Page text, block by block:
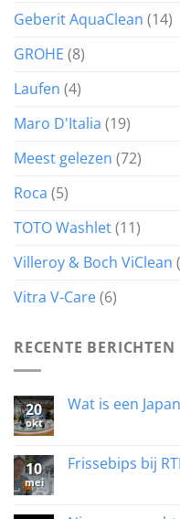
Geberit AquaClean (14)
GROHE (8)
Laufen (4)
Maro D'Italia (19)
Meest gelezen (72)
Roca (5)
TOTO Washlet(11)
Villeroy & Boch ViClean
Vitra V-Care(6)
RECENTE BERICHTEN
20
okt
Wat is een
Wat
is
10
mei
Frissebips bij